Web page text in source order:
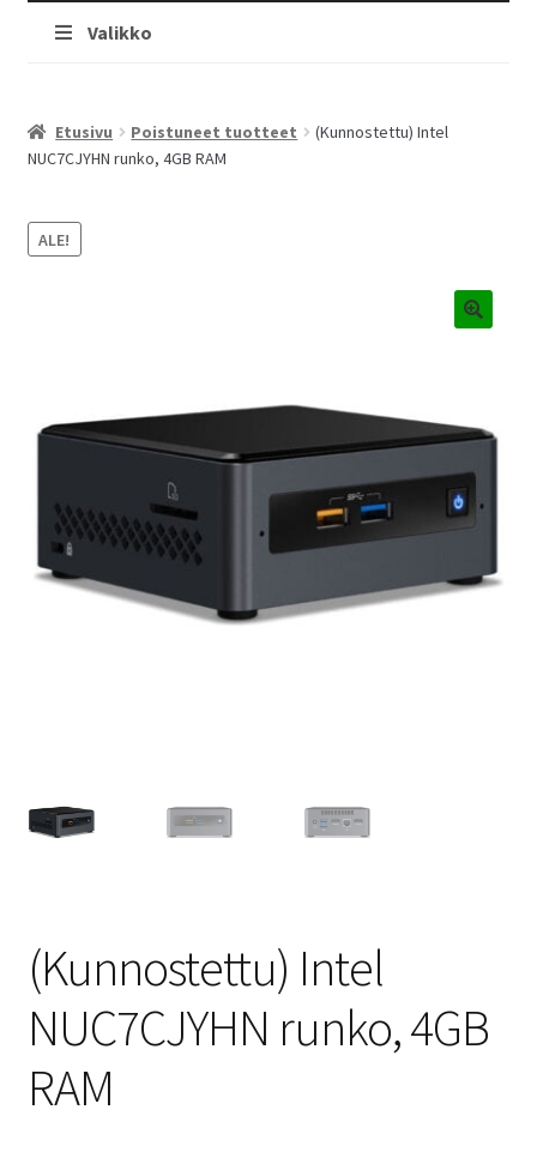
Valikko
Etusivu Poistuneet tuotteet
(Kunnostettu) Intel
NUC7CJYHN runko, 4GB RAM
ALE!
(Kunnostettu) Intel
NUC7CJYHN runko, 4GB
RAM